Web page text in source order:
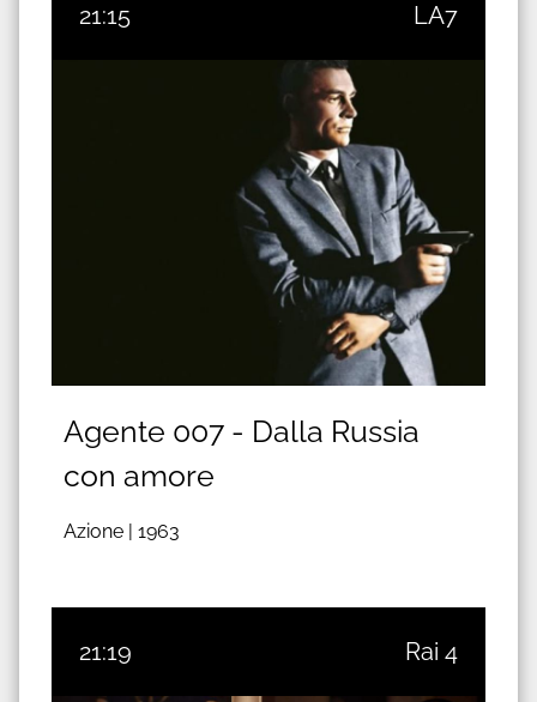
21:15 LA7
Agente 007 - Dalla Russia
con amore
Azione | 1963
21:19 Rai 4